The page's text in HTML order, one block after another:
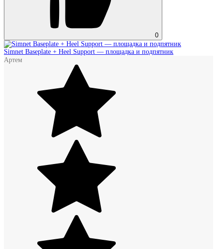
0
Simnet Baseplate + Heel Support — площадка и подпятник
Артем